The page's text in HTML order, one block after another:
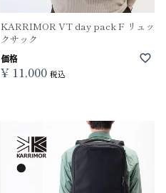
KARRIMOR VT day pack F リュッ
クサック
価格
¥ 11,000 税込